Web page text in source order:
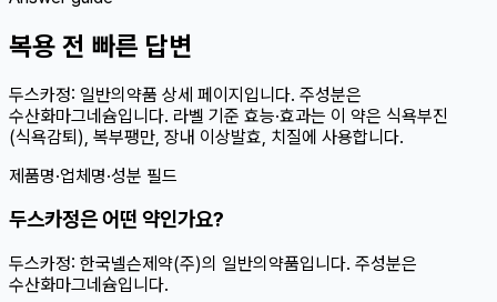
복용 전 빠른 답변
두스카정: 일반의약품 상세 페이지입니다. 주성분은
수산화마그네슘입니다. 라벨 기준 효능·효과는 이 약은 식욕부진
(식욕감퇴), 복부팽만, 장내 이상발효, 치질에 사용합니다.
제품명·업체명·성분 필드
두스카정은 어떤 약인가요?
두스카정: 한국넬슨제약(주)의 일반의약품입니다. 주성분은
수산화마그네슘입니다.